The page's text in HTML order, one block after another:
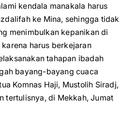
kendala manakala harus
ke Mina, sehingga tidak
menimbulkan kepanikan di
harus berkejaran
tahapan ibadah
bayang-bayang cuaca
Komnas Haji, Mustolih Siradj,
tertulisnya, di Mekkah, Jumat